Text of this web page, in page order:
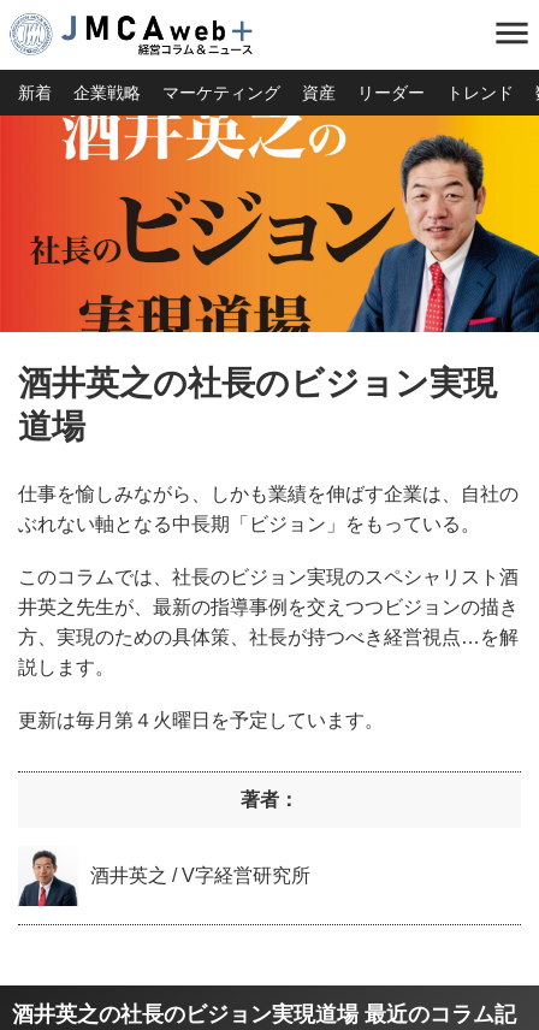
menu
新着 企業戦略 マーケティング 資産 リーダー トレンド
酒井英之の社長のビジョン実現
道場
仕事を愉しみながら、しかも業績を伸ばす企業は、自社の
ぶれない軸となる中長期「ビジョン」をもっている。
このコラムでは、社長のビジョン実現のスペシャリスト酒
井英之先生が、最新の指導事例を交えつつビジョンの描き
方、実現のための具体策、社長が持つべき経営視点…を解
説します。
更新は毎月第４火曜日を予定しています。
著者：
酒井英之 / V字経営研究所
酒井英之の社長のビジョン実現道場 最近のコラム記